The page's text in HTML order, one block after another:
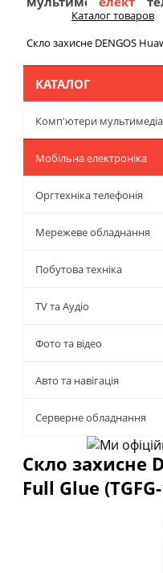
Каталог товаров
Скло захисне DENGOS
КАТАЛОГ
Комп'ютери мультимедіа
Мобільна електроніка
Оргтехніка телефонія
Мережеве обладнання
Побутова техніка
TV та Аудіо
Фото та відео
Авто та навігація
Серверне обладнання
Скло захисне
Full Glue